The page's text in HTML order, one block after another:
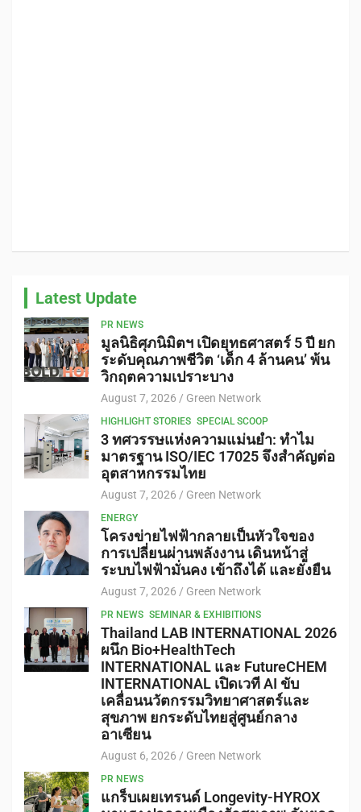
Latest Update
PR NEWS
มูลนิธิศุภนิมิตฯ เปิดยุทธศาสตร์ 5 ปี ยก
ระดับคุณภาพชีวิต ‘เด็ก 4 ล้านคน’ พ้น
วิกฤตความเปราะบาง
August 7, 2026 Green Network
HIGHLIGHT STORIES SPECIAL SCOOP
3 ทศวรรษแห่งความแม่นยำ: ทำไม
มาตรฐาน ISO/IEC 17025 จึงสำคัญต่อ
อุตสาหกรรมไทย
August 7, 2026 Green Network
ENERGY
โครงข่ายไฟฟ้ากลายเป็นหัวใจของ
การเปลี่ยนผ่านพลังงาน เดินหน้าสู่
ระบบไฟฟ้ามั่นคง เข้าถึงได้ และยั่งยืน
August 7, 2026 Green Network
PR NEWS SEMINAR & EXHIBITIONS
Thailand LAB INTERNATIONAL 2026
ผนึก Bio+HealthTech
INTERNATIONAL และ FutureCHEM
INTERNATIONAL เปิดเวที AI ขับ
เคลื่อนนวัตกรรมวิทยาศาสตร์และ
สุขภาพ ยกระดับไทยสู่ศูนย์กลาง
อาเซียน
August 6, 2026 Green Network
PR NEWS
แกร็บเผยเทรนด์ Longevity-HYROX